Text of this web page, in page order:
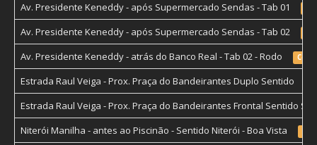
Av. Presidente Keneddy - após Supermercado Sendas - Tab 01
Av. Presidente Keneddy - após Supermercado Sendas - Tab 02
Av. Presidente Keneddy - atrás do Banco Real - Tab 02 - Rodo
Estrada Raul Veiga - Prox. Praça do Bandeirantes Duplo Sentido
Estrada Raul Veiga - Prox. Praça do Bandeirantes Frontal Sentido
Niterói Manilha - antes ao Piscinão - Sentido Niterói - Boa Vista